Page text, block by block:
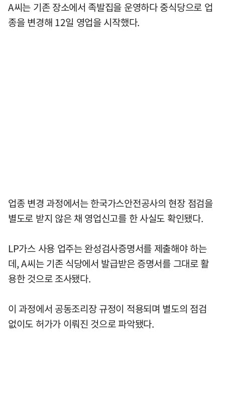
A씨는 기존 장소에서 족발집을 운영하다 중식당으로 업
종을 변경해 12일 영업을 시작했다.
업종 변경 과정에서는 한국가스안전공사의 현장 점검을
별도로 받지 않은 채 영업신고를 한 사실도 확인됐다.
LP가스 사용 업주는 완성검사증명서를 제출해야 하는
데, A씨는 기존 식당에서 발급받은 증명서를 그대로 활
용한 것으로 조사됐다.
이 과정에서 공동조리장 규정이 적용되며 별도의 점검
없이도 허가가 이뤄진 것으로 파악됐다.